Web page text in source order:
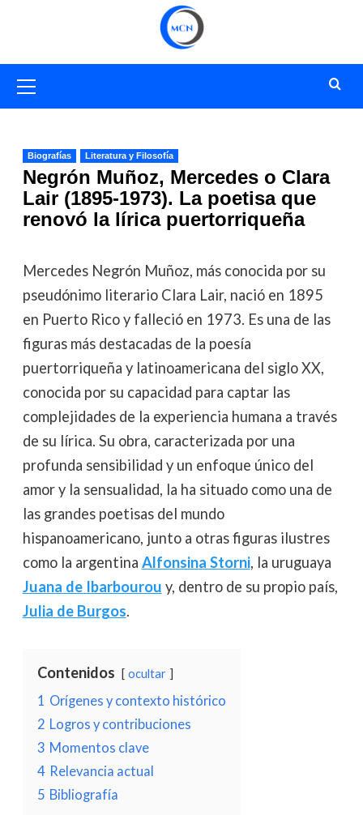
primario
Biografías Literatura y Filosofía
Negrón Muñoz, Mercedes o Clara
Lair (1895-1973). La poetisa que
renovó la lírica puertorriqueña
Mercedes Negrón Muñoz, más conocida por su
pseudónimo literario Clara Lair, nació en 1895
en Puerto Rico y falleció en 1973. Es una de las
figuras más destacadas de la poesía
puertorriqueña y latinoamericana del siglo XX,
conocida por su capacidad para captar las
complejidades de la experiencia humana a través
de su lírica. Su obra, caracterizada por una
profunda sensibilidad y un enfoque único del
amor y la sensualidad, la ha situado como una de
las grandes poetisas del mundo
hispanoamericano, junto a otras figuras ilustres
como la argentina Alfonsina Storni, la uruguaya
Juana de Ibarbourou y, dentro de su propio país,
Julia de Burgos.
Contenidos ocultar
1 Orígenes y contexto histórico
2 Logros y contribuciones
3 Momentos clave
4 Relevancia actual
5 Bibliografía